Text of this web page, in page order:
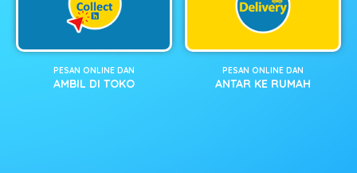
PESAN ONLINE DAN
AMBIL DI TOKO
PESAN ONLINE DAN
ANTAR KE RUMAH